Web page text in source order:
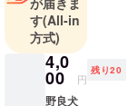
や団体が乱
立する中で
同じことを
やっても
しょうがな
す(All-in
方式)
4,0
00 円
残り20
野良犬